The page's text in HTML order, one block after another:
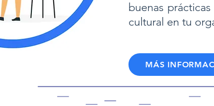
buenas
cultural en tu
MÁS